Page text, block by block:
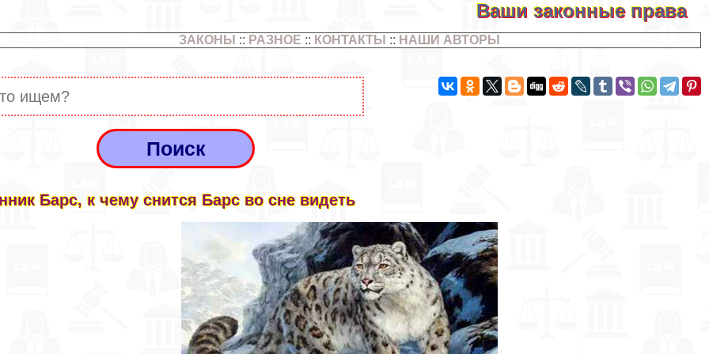
Ваши законные права
ЗАКОНЫ :: РАЗНОЕ :: КОНТАКТЫ :: НАШИ АВТОРЫ
Барс, к чему снится Барс во сне видеть